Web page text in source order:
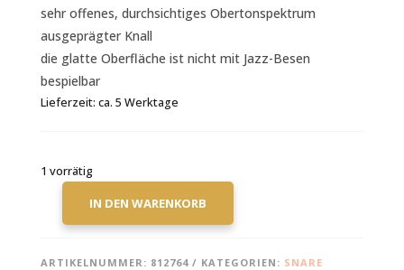
sehr offenes, durchsichtiges Obertonspektrum
ausgeprägter Knall
die glatte Oberfläche ist nicht mit Jazz-Besen
bespielbar
Lieferzeit: ca. 5 Werktage
1 vorrätig
VINTAGE
IN DEN WARENKORB
ARTIKELNUMMER: 812764 KATEGORIEN: SNARE